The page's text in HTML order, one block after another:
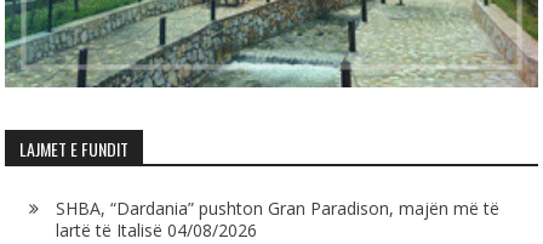
LAJMET E FUNDIT
SHBA, “Dardania” pushton Gran Paradison, majën më të
lartë të Italisë 04/08/2026